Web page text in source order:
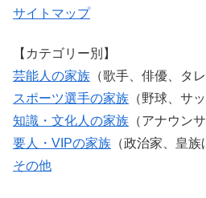
サイトマップ
【カテゴリー別】
芸能人の家族 （歌手、俳優、タ
スポーツ選手の家族 （野球、サ
知識・文化人の家族 （アナウン
要人・VIPの家族 （政治家、皇族
その他